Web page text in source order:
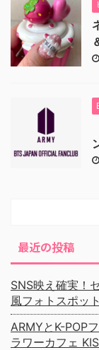
最近の投稿
SNS映え確実！
風フォトスポッ
ARMYとK-POP
ラワーカフェ